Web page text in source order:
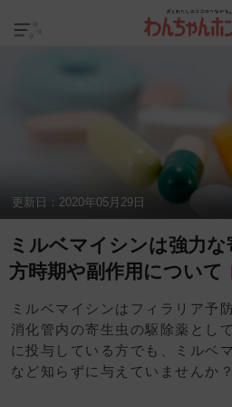
更新日： 2020年05月29日
ミルベマイシンは強力
方時期や副作用について
ミルベマイシンはフィラリア予
消化管内の寄生虫の駆除薬とし
に投与している方でも、ミルベ
など知らずに与えていませんか？